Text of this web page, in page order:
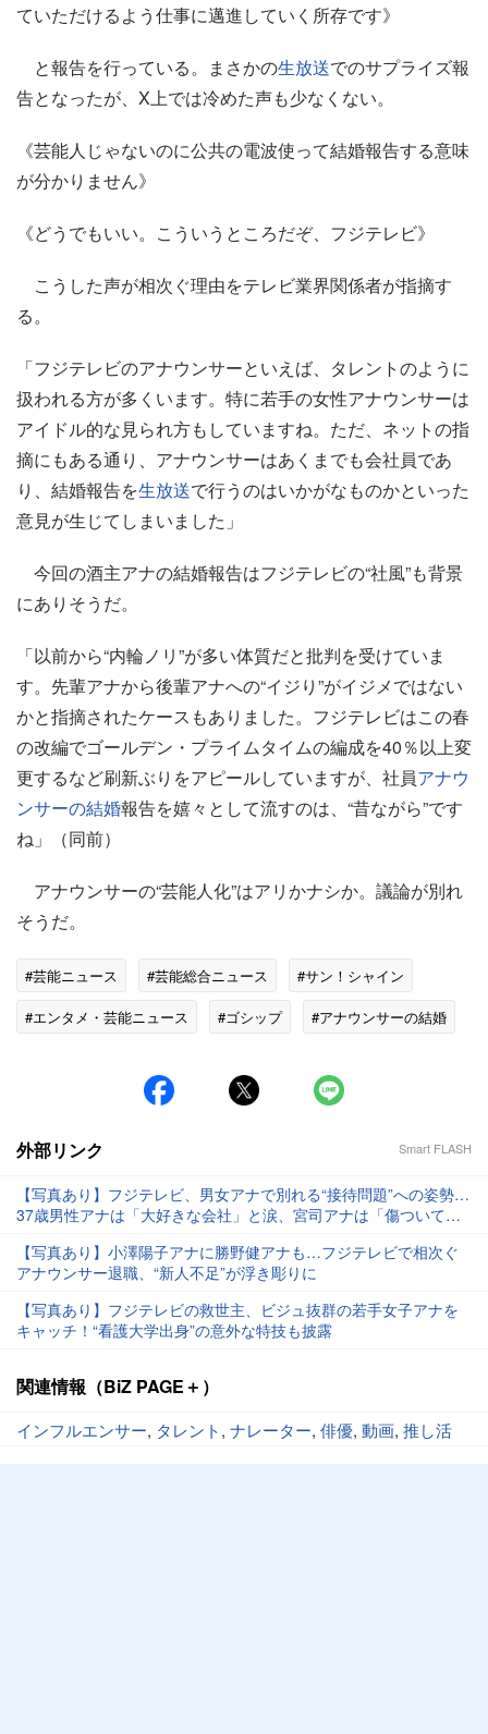
ていただけるよう仕事に邁進していく所存です》
と報告を行っている。まさかの生放送でのサプライズ報
告となったが、X上では冷めた声も少なくない。
《芸能人じゃないのに公共の電波使って結婚報告する意味
が分かりません》
《どうでもいい。こういうところだぞ、フジテレビ》
こうした声が相次ぐ理由をテレビ業界関係者が指摘す
る。
「フジテレビのアナウンサーといえば、タレントのように
扱われる方が多くいます。特に若手の女性アナウンサーは
アイドル的な見られ方もしていますね。ただ、ネットの指
摘にもある通り、アナウンサーはあくまでも会社員であ
り、結婚報告を生放送で行うのはいかがなものかといった
意見が生じてしまいました」
今回の酒主アナの結婚報告はフジテレビの“社風”も背景
にありそうだ。
「以前から“内輪ノリ”が多い体質だと批判を受けていま
す。先輩アナから後輩アナへの“イジり”がイジメではない
かと指摘されたケースもありました。フジテレビはこの春
の改編でゴールデン・プライムタイムの編成を40％以上変
更するなど刷新ぶりをアピールしていますが、社員アナウ
ンサーの結婚報告を嬉々として流すのは、“昔ながら”です
ね」（同前）
アナウンサーの“芸能人化”はアリかナシか。議論が別れ
そうだ。
#芸能ニュース #芸能総合ニュース
#サン！シャイン
#エンタメ・芸能ニュース
#ゴシップ
#アナウンサーの結婚
外部リンク Smart FLASH
【写真あり】フジテレビ、男女アナで別れる“接待問題”への姿勢…
37歳男性アナは「大好きな会社」と涙、宮司アナは「傷ついてい
【写真あり】小澤陽子アナに勝野健アナも…フジテレビで相次ぐ
アナウンサー退職、“新人不足”が浮き彫りに
【写真あり】フジテレビの救世主、ビジュ抜群の若手女子アナを
キャッチ！“看護大学出身”の意外な特技も披露
関連情報（BiZ PAGE＋）
インフルエンサー, タレント, ナレーター, 俳優, 動画, 推し活